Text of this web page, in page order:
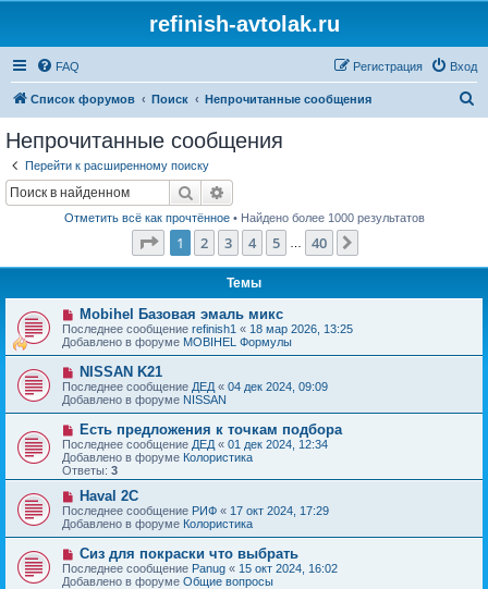
refinish-avtolak.ru
FAQ Вход
Регистрация
Список форумов Поиск Непрочитанные сообщения
Непрочитанные сообщения
Перейти к расширенному поиску
Поиск
Отметить всё как прочтённое• Найдено более 1000 результатов
Страница из 40
1 2 3 4 5 40
Темы
Н
о
в
о
е
с
о
о
б
щ
е
н
и
е
Mobihel Базовая эмаль микс
Последнее сообщение refinish1 « 18 мар 2026, 13:25
Добавлено в форуме MOBIHEL Формулы
Н
о
в
о
е
с
о
о
б
е
н
и
е
NISSAN K21
Последнее сообщение ДЕД « 04 дек 2024, 09:09
Добавлено в форуме NISSAN
Н
о
в
о
е
с
о
о
б
е
н
и
Есть предложения к точкам подбора
Последнее сообщение ДЕД « 01 дек 2024, 12:34
Добавлено в форуме Колористика
Ответы: 3
Н
о
в
о
с
о
о
Haval 2C
Последнее сообщение РИФ « 17 окт 2024, 17:29
Добавлено в форуме Колористика
Н
о
в
Сиз для покраски что выбрать
Последнее сообщение Panug « 15 окт 2024, 16:02
Добавлено в форуме Общие вопросы